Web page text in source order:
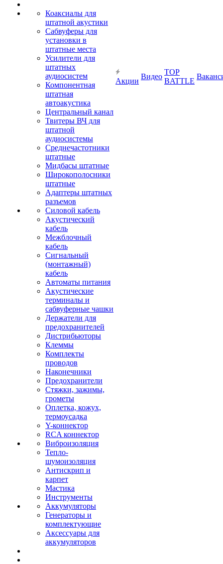
Коаксиалы для
штатной акустики
Сабвуферы для
установки в
штатные места
Усилители для
штатных
аудиосистем
Компонентная
штатная
автоакустика
Центральный канал
Твитеры ВЧ для
штатной
аудиосистемы
Среднечастотники
штатные
Мидбасы штатные
Широкополосники
штатные
Адаптеры штатных
разъемов
Силовой кабель
Акустический
кабель
Межблочный
кабель
Сигнальный
(монтажный)
кабель
Автоматы питания
Акустические
терминалы и
сабвуферные чашки
Держатели для
предохранителей
Дистрибьюторы
Клеммы
Комплекты
проводов
Наконечники
Предохранители
Стяжки, зажимы,
грометы
Оплетка, кожух,
термоусадка
Y-коннектор
RCA коннектор
Виброизоляция
Тепло-
шумоизоляция
Антискрип и
карпет
Мастика
Инструменты
Аккумуляторы
Генераторы и
комплектующие
Аксессуары для
аккумуляторов
Акции
Видео
TOP
BATTLE